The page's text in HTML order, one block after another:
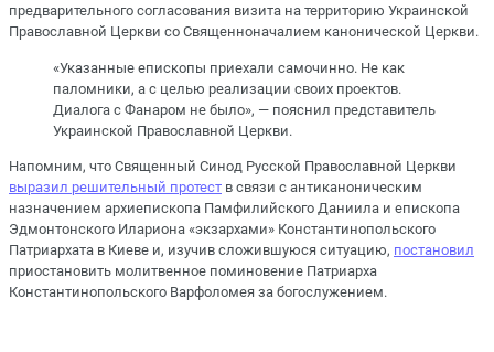
предварительного согласования визита на территорию Украинской
Православной Церкви со Священноначалием канонической Церкви.
«Указанные епископы приехали самочинно. Не как
паломники, а с целью реализации своих проектов.
Диалога с Фанаром не было», — пояснил представитель
Украинской Православной Церкви.
Напомним, что Священный Синод Русской Православной Церкви
выразил решительный протест в связи с антиканоническим
назначением архиепископа Памфилийского Даниила и епископа
Эдмонтонского Илариона «экзархами» Константинопольского
Патриархата в Киеве и, изучив сложившуюся ситуацию, постановил
приостановить молитвенное поминовение Патриарха
Константинопольского Варфоломея за богослужением.